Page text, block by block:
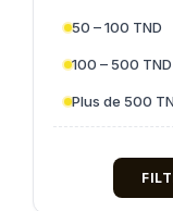
50 – 100 TND
100 – 500 TND
Plus de 500